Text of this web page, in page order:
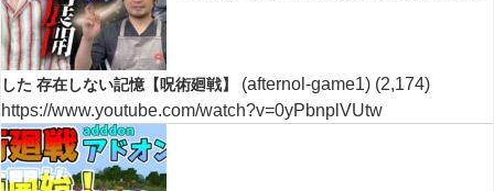
した 存在しない記憶【呪術廻戦】 (afternol-game1) (2,174)
https://www.youtube.com/watch?v=0yPbnplVUtw